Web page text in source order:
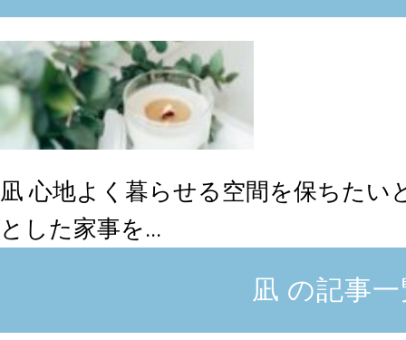
凪 心地よく暮らせる空間を保ちたい
とした家事を...
凪 の記事